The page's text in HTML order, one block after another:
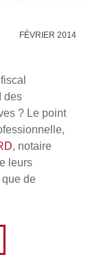
FÉVRIER 2014
des
? Le point
, notaire
leurs
que de